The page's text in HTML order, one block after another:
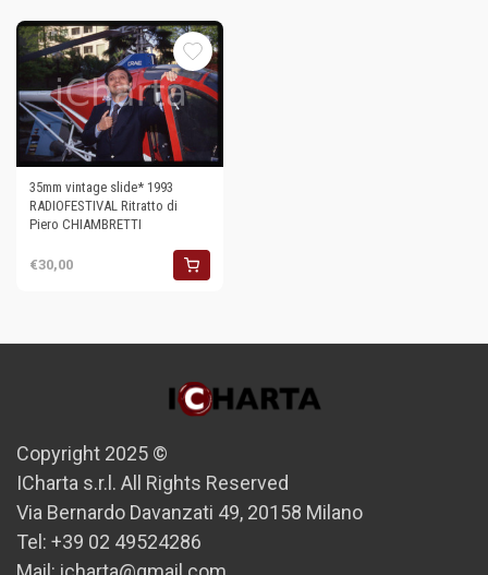
35mm vintage slide* 1993
RADIOFESTIVAL Ritratto di
Piero CHIAMBRETTI
€30,00
Copyright 2025 ©
ICharta s.r.l. All Rights Reserved
Via Bernardo Davanzati 49, 20158 Milano
Tel: +39 02 49524286